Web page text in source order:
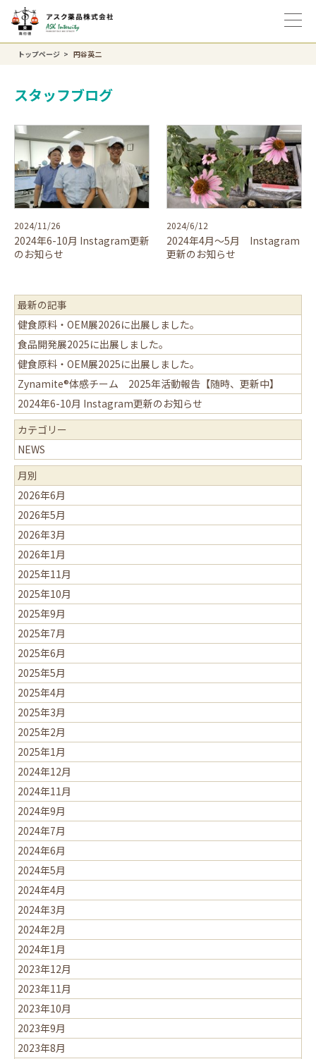
トップページ 円谷英二
スタッフブログ
2024/11/26
2024年6-10月 Instagram更新
のお知らせ
2024/6/12
2024年4月～5月 Instagram
更新のお知らせ
最新の記事
健食原料・OEM展2026に出展しました。
食品開発展2025に出展しました。
健食原料・OEM展2025に出展しました。
Zynamite®体感チーム 2025年活動報告【随時、更新中】
2024年6-10月 Instagram更新のお知らせ
カテゴリー
NEWS
月別
2026年6月
2026年5月
2026年3月
2026年1月
2025年11月
2025年10月
2025年9月
2025年7月
2025年6月
2025年5月
2025年4月
2025年3月
2025年2月
2025年1月
2024年12月
2024年11月
2024年9月
2024年7月
2024年6月
2024年5月
2024年4月
2024年3月
2024年2月
2024年1月
2023年12月
2023年11月
2023年10月
2023年9月
2023年8月